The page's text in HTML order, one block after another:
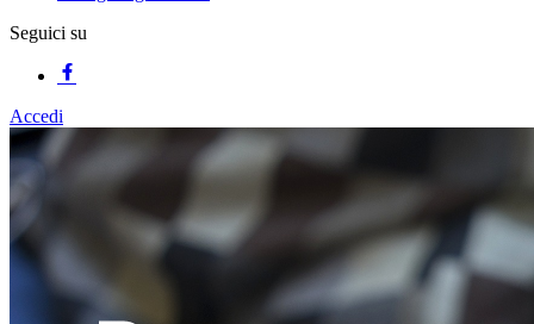
Seguici su
Accedi